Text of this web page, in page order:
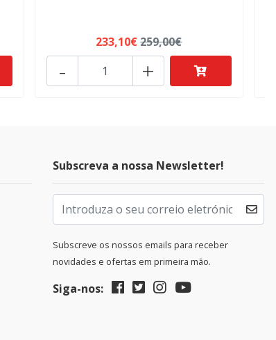
233,10€259,00€
+
-
Subscreva a nossa Newsletter!
Subscreve os nossos emails para receber
novidades e ofertas em primeira mão.
Siga-nos: